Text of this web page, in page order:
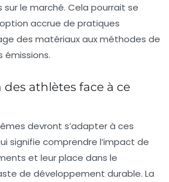
le marché. Cela pourrait se
accrue de pratiques
des matériaux aux méthodes de
émissions.
athlètes face à ce
devront s’adapter à ces
signifie comprendre l’impact de
et leur place dans le
de développement durable. La